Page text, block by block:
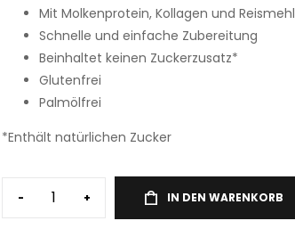
Mit Molkenprotein, Kollagen und Reismehl
Schnelle und einfache Zubereitung
Beinhaltet keinen Zuckerzusatz*
Glutenfrei
Palmölfrei
*Enthält natürlichen Zucker
- + IN DEN WARENKORB